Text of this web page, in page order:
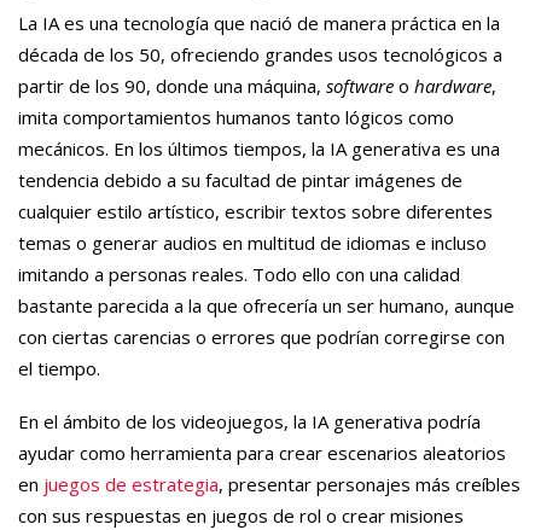
La IA es una tecnología que nació de manera práctica en la
década de los 50, ofreciendo grandes usos tecnológicos a
partir de los 90, donde una máquina, software o hardware,
imita comportamientos humanos tanto lógicos como
mecánicos. En los últimos tiempos, la IA generativa es una
tendencia debido a su facultad de pintar imágenes de
cualquier estilo artístico, escribir textos sobre diferentes
temas o generar audios en multitud de idiomas e incluso
imitando a personas reales. Todo ello con una calidad
bastante parecida a la que ofrecería un ser humano, aunque
con ciertas carencias o errores que podrían corregirse con
el tiempo.
En el ámbito de los videojuegos, la IA generativa podría
ayudar como herramienta para crear escenarios aleatorios
en juegos de estrategia, presentar personajes más creíbles
con sus respuestas en juegos de rol o crear misiones